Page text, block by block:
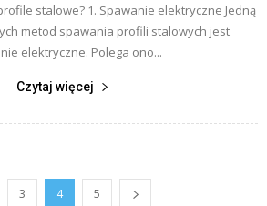
stalowe? 1. Spawanie elektryczne Jedną
metod spawania profili stalowych jest
elektryczne. Polega ono...
Czytaj więcej
3 4 5